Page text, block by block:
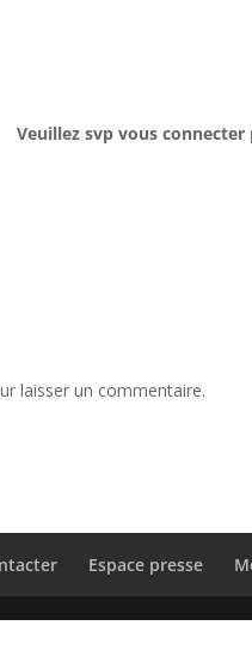
Veuillez svp vous
laisser un commentaire.
Espace presse